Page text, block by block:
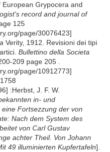
Grypocera and
record and journal of
125
page/30076423]
Verity, 1912. Revisioni dei tipi
Bullettino della Societa
209 page 205 .
page/10912773]
:Herbst, J. F. W.
in- und
Fortsezzung der von
Nach dem System des
von Carl Gustav
achter Theil. Von Johann
49 illuminierten Kupfertafeln].